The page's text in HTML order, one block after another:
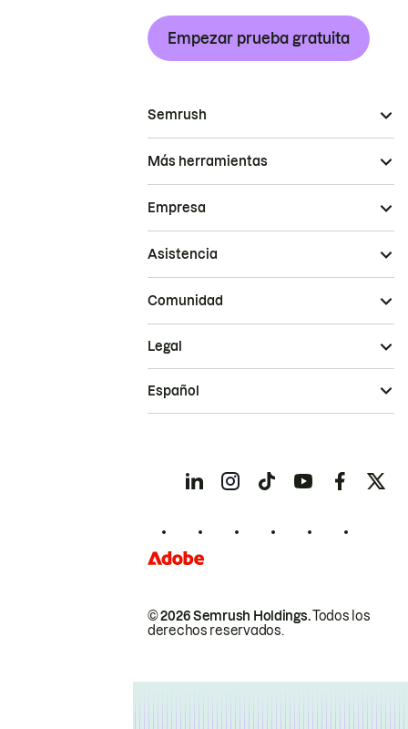
Empezar prueba gratuita
Semrush
Más herramientas
Empresa
Asistencia
Comunidad
© 2026 Semrush Holdings.Todos los
derechos reservados.
Legal
Español